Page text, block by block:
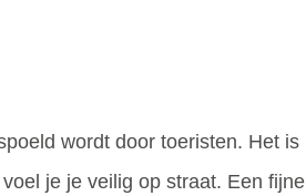
wordt door toeristen. Het is
je je veilig op straat. Een fijne